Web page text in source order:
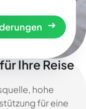
Ihre Reise
hohe
für eine